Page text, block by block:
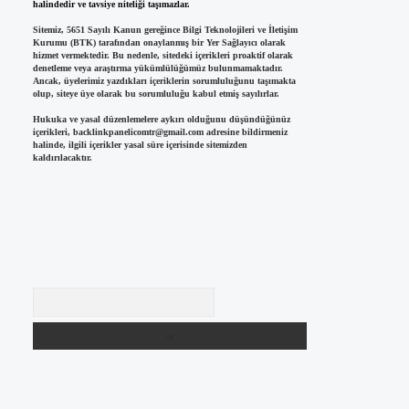
halindedir ve tavsiye niteliği taşımazlar.
Sitemiz, 5651 Sayılı Kanun gereğince Bilgi Teknolojileri ve İletişim
Kurumu (BTK) tarafından onaylanmış bir Yer Sağlayıcı olarak
hizmet vermektedir. Bu nedenle, sitedeki içerikleri proaktif olarak
denetleme veya araştırma yükümlülüğümüz bulunmamaktadır.
Ancak, üyelerimiz yazdıkları içeriklerin sorumluluğunu taşımakta
olup, siteye üye olarak bu sorumluluğu kabul etmiş sayılırlar.
Hukuka ve yasal düzenlemelere aykırı olduğunu düşündüğünüz
içerikleri, backlinkpanelicomtr@gmail.comadresine bildirmeniz
halinde, ilgili içerikler yasal süre içerisinde sitemizden
kaldırılacaktır.